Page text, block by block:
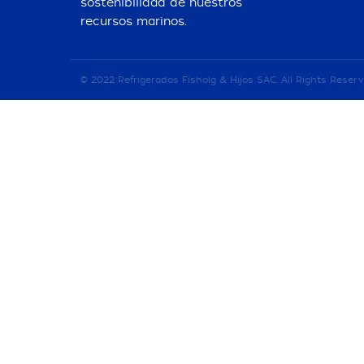
sostenibilidad de nuestros
recursos marinos.
© 2022 Refrigerados Fisholg & Hijos SAC. All Rights